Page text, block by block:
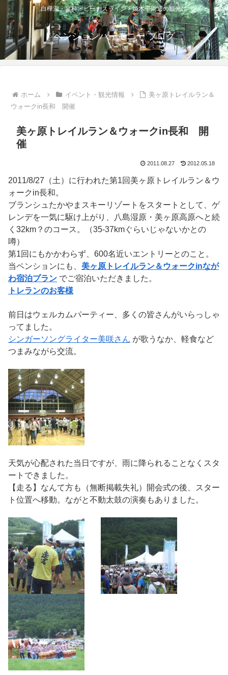
白樺湖・蓼科・ビーナスライン・姫木平周辺の観光に
ペンションハーモニー ブログ
ホーム イベント・観光情報
美ヶ原トレイルラン＆
ウォークin長和 開催
美ヶ原トレイルラン＆ウォークin長和 開
催
2011.08.27 2012.05.18
2011/8/27（土）に行われた第1回美ヶ原トレイルラン＆ウ
ォークin長和。
ブランシュたかやまスキーリゾートをスタートとして、ゲ
レンデを一気に駆け上がり、八島湿原・美ヶ原高原へと続
く32km？のコース。（35-37kmぐらいじゃないかとの
噂）
第1回にもかかわらず、600名近いエントリーとのこと。
当ペンションにも、 美ヶ原トレイルラン＆ウォークinなが
わ宿泊プラン でご宿泊いただきました。
トレランのお客様
前日はウェルカムパーティー、多くの皆さんがいらっしゃ
ってました。
シンガーソングライター美咲さん が歌うなか、軽食など
つまみながら交流。
天気が心配された当日ですが、雨に降られることなくスタ
ートできました。
【走る】なんて方も（無断掲載失礼）開会式の後、スター
ト位置へ移動。ながと不動太鼓の演奏もありました。